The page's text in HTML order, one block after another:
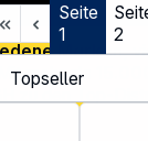
Seite
1
2
Marken,
mehr als
zu den Top-